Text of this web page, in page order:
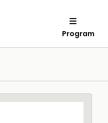
Program